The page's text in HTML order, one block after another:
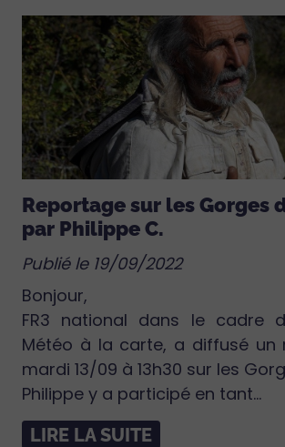
Reportage sur les Gorges
par Philippe C.
Publié le 19/09/2022
Bonjour,
FR3 national dans le cadre
Météo à la carte, a diffusé un
mardi 13/09 à 13h30 sur les
Philippe y a participé en tant...
LIRE LA SUITE